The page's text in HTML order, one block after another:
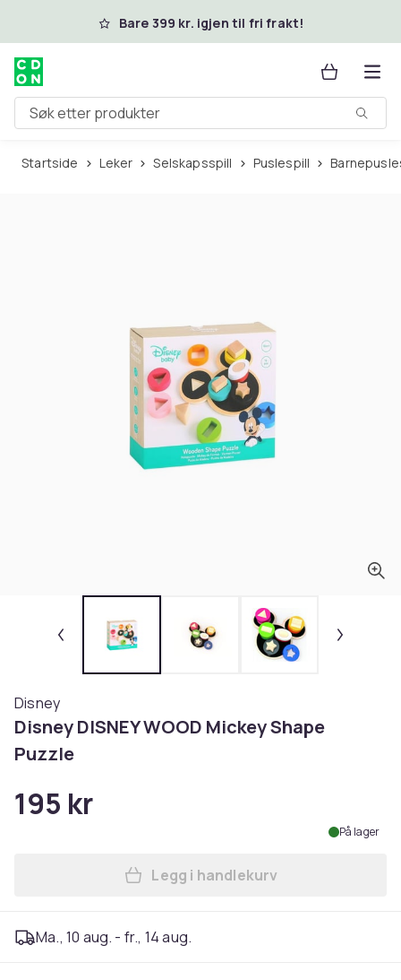
Hopp til hovedinnholdBare 399 kr. igjen til fri frakt!
Søk etter produkter
Startside Leker Selskapsspill Puslespill
Disney
Disney DISNEY WOOD Mickey Shape
Puzzle
195 kr
På lager
Legg Disney DISNEY
Legg i handlekurv
Ma., 10 aug. - fr., 14 aug.